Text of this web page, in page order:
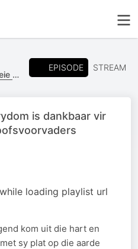
EPISODE STREAM
is dankbaar vir
loading playlist url
kom uit die hart en
sy plat op die aarde